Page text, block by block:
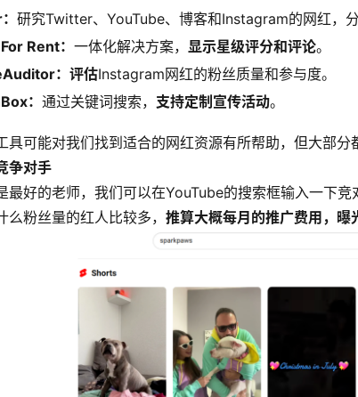
研究Twitter、YouTube、博客和Instagram的网红，分
Rent： 一体化解决方案， 显示星级评分和评论。
： 评估Instagram网红的粉丝质量和参与度。
： 通过关键词搜索， 支持定制宣传活动。
具可能对我们找到适合的网红资源有所帮助，但大部分
争对手
最好的老师，我们可以在YouTube的搜索框输入一下
么粉丝量的红人比较多， 推算大概每月的推广费用，曝